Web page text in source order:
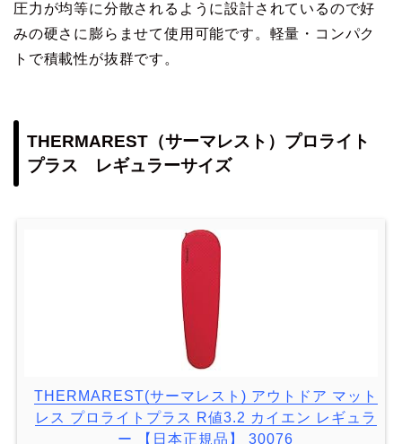
圧力が均等に分散されるように設計されているので好
みの硬さに膨らませて使用可能です。軽量・コンパク
トで積載性が抜群です。
THERMAREST（サーマレスト）プロライト
プラス レギュラーサイズ
THERMAREST(サーマレスト) アウトドア マット
レス プロライトプラス R値3.2 カイエン レギュラ
ー 【日本正規品】 30076